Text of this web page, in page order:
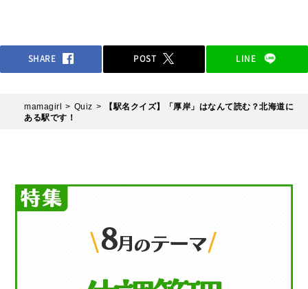
SHARE POST LINE
mamagirl Quiz
【駅名クイズ】「厚岸」はなんて読む？北海道に
ある駅です！